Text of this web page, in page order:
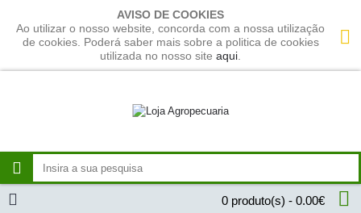
AVISO DE COOKIES
Ao utilizar o nosso website, concorda com a nossa utilização
de cookies. Poderá saber mais sobre a politica de cookies
utilizada no nosso site aqui
0 produto(s) - 0.00€